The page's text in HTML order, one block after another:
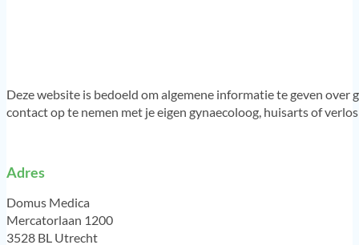
Deze website is bedoeld om algemene informatie te geven
contact op te nemen met je eigen gynaecoloog, huisarts of
Adres
Domus Medica
Mercatorlaan 1200
3528 BL Utrecht